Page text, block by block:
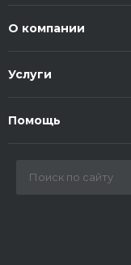
О компании
Услуги
Помощь